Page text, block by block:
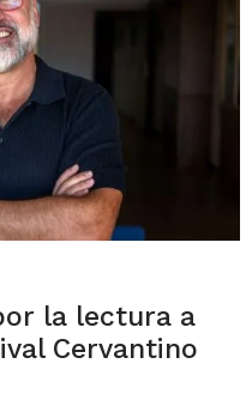
la lectura a
Cervantino